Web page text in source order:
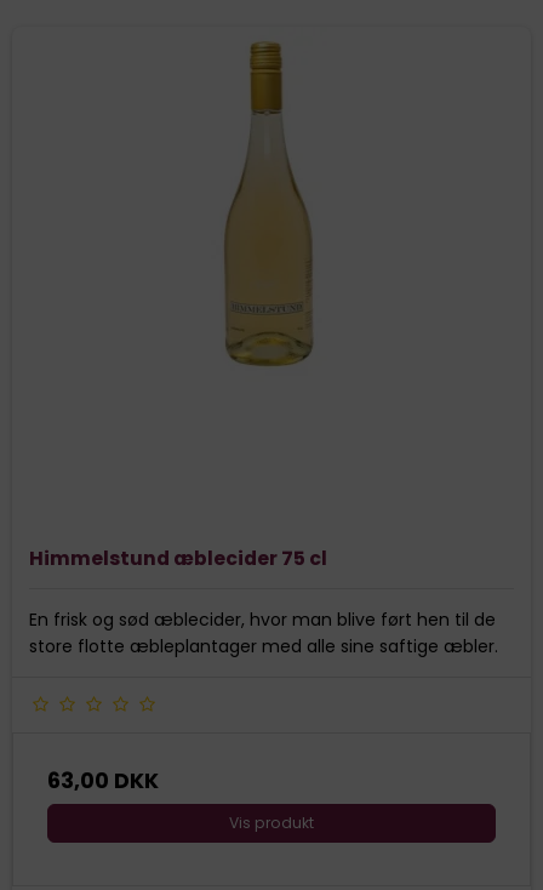
Himmelstund æblecider 75 cl
En frisk og sød æblecider, hvor man blive ført hen til de
store flotte æbleplantager med alle sine saftige æbler.
63,00 DKK
Vis produkt